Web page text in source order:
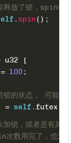
放了锁，spin检
. spin ();
u32 {
= 100 ;
的状态， 可能是
= self .futex.
锁，或者是有其它
数用完了，也返